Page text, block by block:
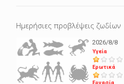
Ημερήσιες προβλέψεις ζωδίων
2026/8/8
Υγεία
Ερωτικά